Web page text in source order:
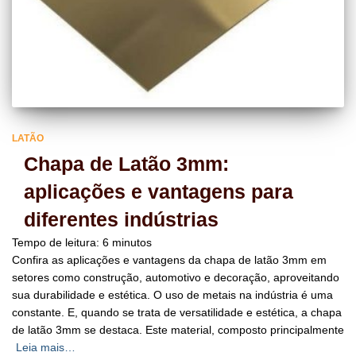
LATÃO
Chapa de Latão 3mm:
aplicações e vantagens para
diferentes indústrias
Tempo de leitura: 6 minutos
Confira as aplicações e vantagens da chapa de latão 3mm em
setores como construção, automotivo e decoração, aproveitando
sua durabilidade e estética. O uso de metais na indústria é uma
constante. E, quando se trata de versatilidade e estética, a chapa
de latão 3mm se destaca. Este material, composto principalmente
Leia mais…